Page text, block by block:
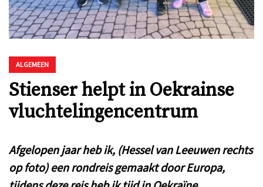
ALGEMEEN
Stienser helpt in Oekrainse
vluchtelingencentrum
Afgelopen jaar heb ik, (Hessel van Leeuwen rechts
op foto) een rondreis gemaakt door Europa,